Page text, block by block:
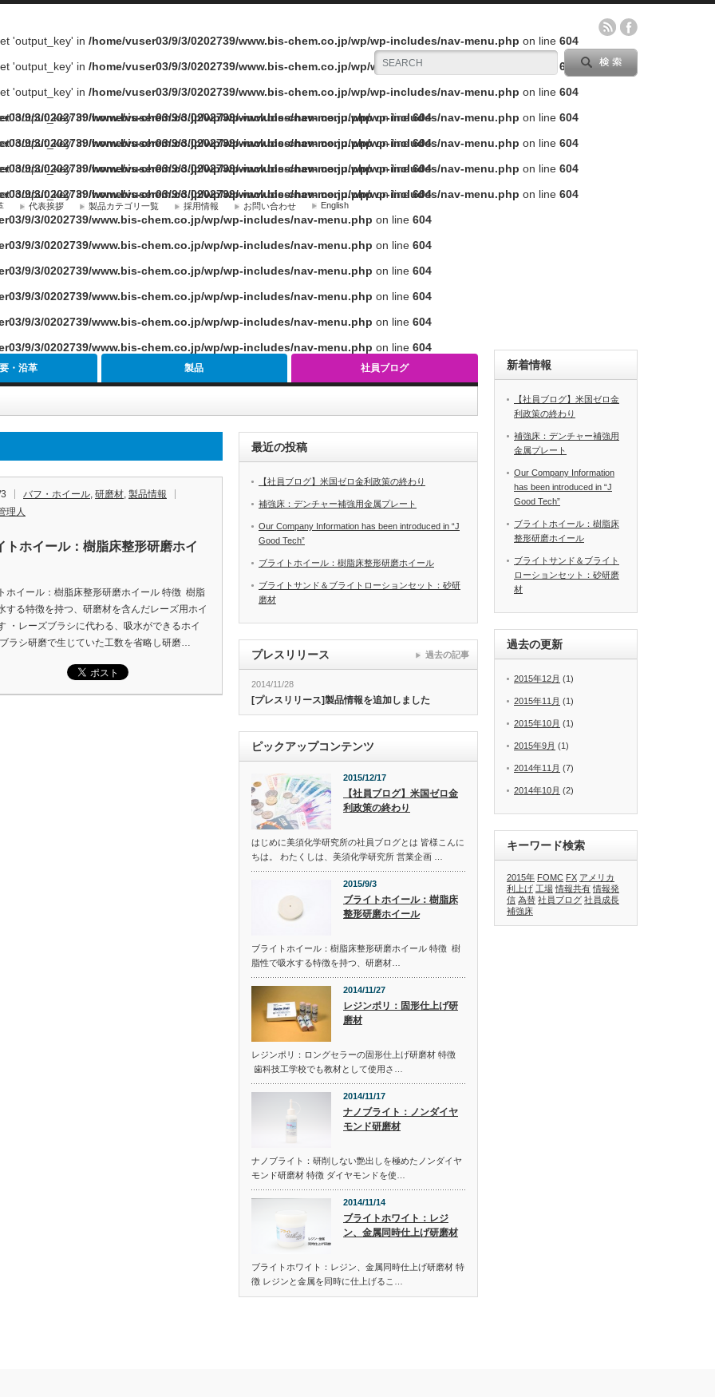
'output_key' in /home/vuser03/9/3/0202739/www.bis-chem.co.jp/wp/wp-includes/nav-menu.php on line 604
'output_key' in /home/vuser03/9/3/0202739/www.bis-chem.co.jp/wp/wp-includes/nav-menu.php
604
'output_key' in /home/vuser03/9/3/0202739/www.bis-chem.co.jp/wp/wp-includes/nav-menu.php on line 604
'output_key' in/home/vuser03/9/3/0202739/www.bis-chem.co.jp/wp/wp-includes/nav-menu.php on line 604
'output_key' in/home/vuser03/9/3/0202739/www.bis-chem.co.jp/wp/wp-includes/nav-menu.php on line 604
'output_key' in/home/vuser03/9/3/0202739/www.bis-chem.co.jp/wp/wp-includes/nav-menu.php on line 604
'output_key' in/home/vuser03/9/3/0202739/www.bis-chem.co.jp/wp/wp-includes/nav-menu.php on line 604
代表挨拶 製品カテゴリ一覧 採用情報 お問い合わせ English
9/3/0202739/www.bis-chem.co.jp/wp/wp-includes/nav-menu.phpon line604
9/3/0202739/www.bis-chem.co.jp/wp/wp-includes/nav-menu.phpon line604
9/3/0202739/www.bis-chem.co.jp/wp/wp-includes/nav-menu.phpon line604
9/3/0202739/www.bis-chem.co.jp/wp/wp-includes/nav-menu.phpon line604
9/3/0202739/www.bis-chem.co.jp/wp/wp-includes/nav-menu.php on line 604
9/3/0202739/www.bis-chem.co.jp/wp/wp-includes/nav-menu.php on line 604
9/3/0202739/www.bis-chem.co.jp/wp/wp-includes/nav-menu.php on line 604
9/3/0202739/www.bis-chem.co.jp/wp/wp-includes/nav-menu.php on line 604
9/3/0202739/www.bis-chem.co.jp/wp/wp-includes/nav-menu.php on line 604
9/3/0202739/www.bis-chem.co.jp/wp/wp-includes/nav-menu.php on line 604
・沿革 製品 社員ブログ
バフ・ホイール, 研磨材, 製品情報
理人
トホイール：樹脂床整形研磨ホイ
ホイール：樹脂床整形研磨ホイール 特徴 樹脂
する特徴を持つ、研磨材を含んだレーズ用ホイ
・レーズブラシに代わる、吸水ができるホイ
ラシ研磨で生じていた工数を省略し研磨…
最近の投稿
【社員ブログ】米国ゼロ金利政策の終わり
補強床：デンチャー補強用金属プレート
Our Company Information has been introduced in “J
Good Tech”
ブライトホイール：樹脂床整形研磨ホイール
ブライトサンド＆ブライトローションセット：砂研
磨材
プレスリリース
2014/11/28
[プレスリリース]製品情報を追加しました
過去の記事
ピックアップコンテンツ
2015/12/17
【社員ブログ】米国ゼロ金
利政策の終わり
はじめに美須化学研究所の社員ブログとは 皆様こんに
ちは。 わたくしは、美須化学研究所 営業企画 …
2015/9/3
ブライトホイール：樹脂床
整形研磨ホイール
ブライトホイール：樹脂床整形研磨ホイール 特徴 樹
脂性で吸水する特徴を持つ、研磨材…
2014/11/27
レジンポリ：固形仕上げ研
磨材
レジンポリ：ロングセラーの固形仕上げ研磨材 特徴
歯科技工学校でも教材として使用さ…
2014/11/17
ナノブライト：ノンダイヤ
モンド研磨材
ナノブライト：研削しない艶出しを極めたノンダイヤ
モンド研磨材 特徴 ダイヤモンドを使…
2014/11/14
ブライトホワイト：レジ
ン、金属同時仕上げ研磨材
ブライトホワイト：レジン、金属同時仕上げ研磨材 特
徴 レジンと金属を同時に仕上げるこ…
新着情報
【社員ブログ】米国ゼロ金
利政策の終わり
補強床：デンチャー補強用
金属プレート
Our Company Information
has been introduced in “J
Good Tech”
ブライトホイール：樹脂床
整形研磨ホイール
ブライトサンド＆ブライト
ローションセット：砂研磨
材
過去の更新
2015年12月 (1)
2015年11月 (1)
2015年10月 (1)
2015年9月 (1)
2014年11月 (7)
2014年10月 (2)
キーワード検索
2015年 FOMC FX アメリカ
利上げ 工場 情報共有 情報発
信 為替 社員ブログ 社員成長
補強床